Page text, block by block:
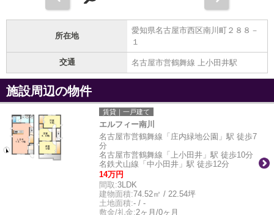
所在地
愛知県名古屋市西区南川町２８８－
１
交通 名古屋市営鶴舞線 上小田井駅
施設周辺の物件
賃貸｜一戸建て
エルフィー南川
名古屋市営鶴舞線「庄内緑地公園」駅 徒歩7
分
名古屋市営鶴舞線「上小田井」駅 徒歩10分
名鉄犬山線「中小田井」駅 徒歩12分
14万円
間取:3LDK
建物面積:74.52㎡ / 22.54坪
土地面積:- / -
敷金/礼金:2ヶ月/0ヶ月